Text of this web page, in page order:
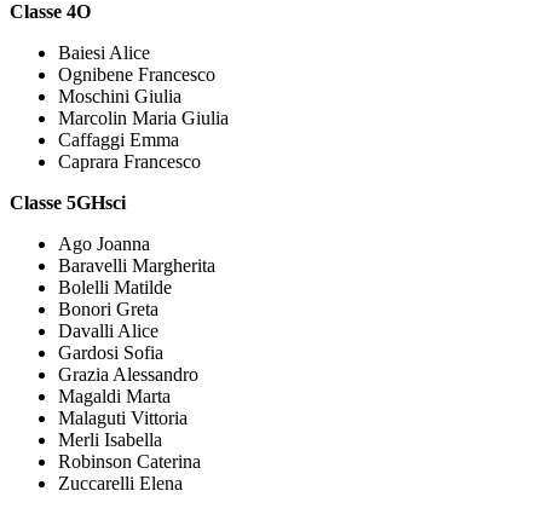
Classe 4O
Baiesi Alice
Ognibene Francesco
Moschini Giulia
Marcolin Maria Giulia
Caffaggi Emma
Caprara Francesco
Classe 5GHsci
Ago Joanna
Baravelli Margherita
Bolelli Matilde
Bonori Greta
Davalli Alice
Gardosi Sofia
Grazia Alessandro
Magaldi Marta
Malaguti Vittoria
Merli Isabella
Robinson Caterina
Zuccarelli Elena